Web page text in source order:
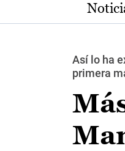
Así lo ha
primera